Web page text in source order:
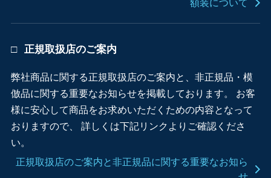
額装について
正規取扱店のご案内
弊社商品に関する正規取扱店のご案内と、非正規品・模
倣品に関する重要なお知らせを掲載しております。 お客
様に安心して商品をお求めいただくための内容となって
おりますので、 詳しくは下記リンクよりご確認くださ
い。
正規取扱店のご案内と非正規品に関する重要なお知ら